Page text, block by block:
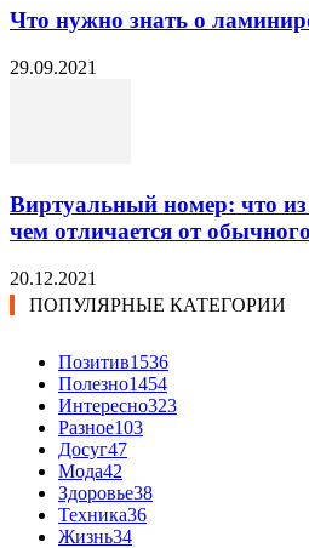
Что нужно знать о
29.09.2021
Виртуальный номер: что из
чем отличается от
20.12.2021
ПОПУЛЯРНЫЕ КАТЕГОРИИ
Позитив1536
Полезно1454
Интересно323
Разное103
Досуг47
Мода42
Здоровье38
Техника36
Жизнь34